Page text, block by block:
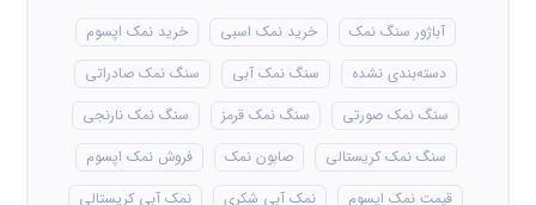
آباژور سنگ نمک خرید نمک اسبی
خرید نمک اپسوم
دسته‌بندی نشده
سنگ نمک آبی
سنگ نمک صادراتی
سنگ نمک صورتی
سنگ نمک قرمز
سنگ نمک نارنجی
سنگ نمک کریستالی
صابون نمک
فروش نمک اپسوم
قیمت نمک اپسوم
نمک آبی شکری
نمک آبی کریستالی